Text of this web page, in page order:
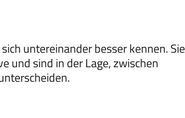
untereinander besser kennen. Sie
und sind in der Lage, zwischen